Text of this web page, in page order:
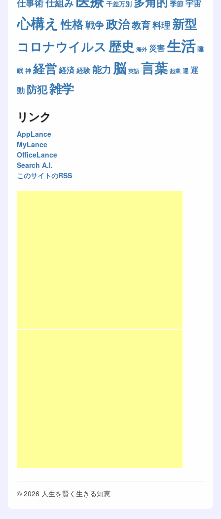
仕事術 千差万別 季節 宇宙
心構え 性格戦争政治教育料理 新型
コロナウイルス 歴史 海外 災害生活 睡
眠 神 経営経済 経験 能力 脳 英語 言葉 起業 運 運
動 防犯雑学
リンク
AppLance
MyLance
OfficeLance
Search A.I.
このサイトのRSS
© 2026 人生を賢く生きる知恵